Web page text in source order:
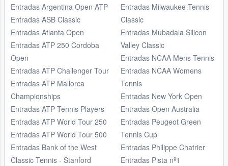
Entradas Argentina Open ATP
Entradas ASB Classic
Entradas Atlanta Open
Entradas ATP 250 Cordoba
Open
Entradas ATP Challenger Tour
Entradas ATP Mallorca
Championships
Entradas ATP Tennis Players
Entradas ATP World Tour 250
Entradas ATP World Tour 500
Entradas Bank of the West
Classic Tennis - Stanford
Entradas Milwaukee Tennis
Classic
Entradas Mubadala Silicon
Valley Classic
Entradas NCAA Mens Tennis
Entradas NCAA Womens
Tennis
Entradas New York Open
Entradas Open Australia
Entradas Peugeot Green
Tennis Cup
Entradas Philippe Chatrier
Entradas Pista nº1